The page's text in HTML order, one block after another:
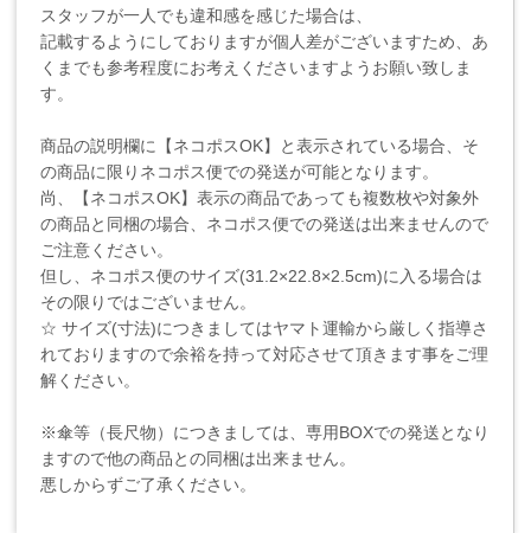
スタッフが一人でも違和感を感じた場合は、
記載するようにしておりますが個人差がございますため、あ
くまでも参考程度にお考えくださいますようお願い致しま
す。
商品の説明欄に【ネコポスOK】と表示されている場合、そ
の商品に限りネコポス便での発送が可能となります。
尚、【ネコポスOK】表示の商品であっても複数枚や対象外
の商品と同梱の場合、ネコポス便での発送は出来ませんので
ご注意ください。
但し、ネコポス便のサイズ(31.2×22.8×2.5cm)に入る場合は
その限りではございません。
☆ サイズ(寸法)につきましてはヤマト運輸から厳しく指導さ
れておりますので余裕を持って対応させて頂きます事をご理
解ください。
※傘等（長尺物）につきましては、専用BOXでの発送となり
ますので他の商品との同梱は出来ません。
悪しからずご了承ください。